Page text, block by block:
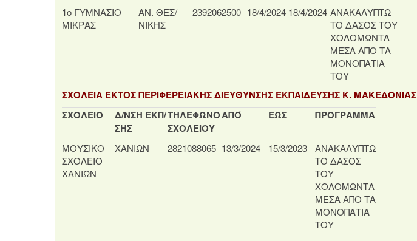
1ο ΓΥΜΝΑΣΙΟ
ΜΙΚΡΑΣ
ΑΝ. ΘΕΣ/
ΝΙΚΗΣ
2392062500 18/4/2024 18/4/2024 ΑΝΑΚΑΛΥΠΤΩ
ΤΟ ΔΑΣΟΣ ΤΟΥ
ΧΟΛΟΜΩΝΤΑ
ΜΕΣΑ ΑΠΟ ΤΑ
ΜΟΝΟΠΑΤΙΑ
ΤΟΥ
ΣΧΟΛΕΙΑ ΕΚΤΟΣ ΠΕΡΙΦΕΡΕΙΑΚΗΣ ΔΙΕΥΘΥΝΣΗΣ ΕΚΠΑΙΔΕΥΣΗΣ Κ. ΜΑΚΕΔΟΝΙΑΣ
ΣΧΟΛΕΙΟ
Δ/ΝΣΗ ΕΚΠ/
ΣΗΣ
ΤΗΛΕΦΩΝΟ
ΣΧΟΛΕΙΟΥ
ΑΠΌ ΕΩΣ ΠΡΟΓΡΑΜΜΑ
ΜΟΥΣΙΚΟ
ΣΧΟΛΕΙΟ
ΧΑΝΙΩΝ
ΧΑΝΙΩΝ 2821088065 13/3/2024 15/3/2023
ΑΝΑΚΑΛΥΠΤΩ
ΤΟ ΔΑΣΟΣ
ΤΟΥ
ΧΟΛΟΜΩΝΤΑ
ΜΕΣΑ ΑΠΟ ΤΑ
ΜΟΝΟΠΑΤΙΑ
ΤΟΥ